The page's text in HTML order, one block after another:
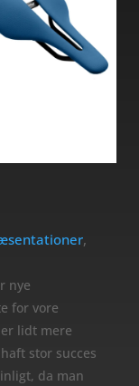
,
nye
for vore
lidt mere
stor succes
da man